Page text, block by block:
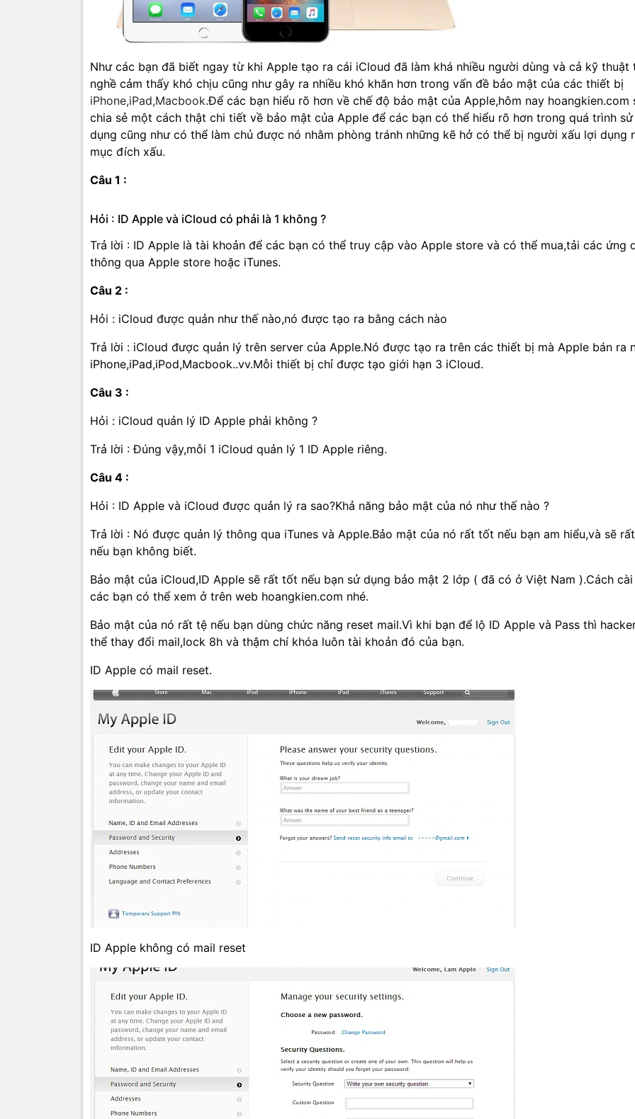
Như các bạn đã biết ngay từ khi Apple tạo ra cái iCloud đã làm khá nhiều người dùng và cả kỹ thuật
nghề cảm thấy khó chịu cũng như gây ra nhiều khó khăn hơn trong vấn đề bảo mật của các thiết bị
iPhone,iPad,Macbook.Để các bạn hiểu rõ hơn về chế độ bảo mật của Apple,hôm nay hoangkien.com
chia sẻ một cách thật chi tiết về bảo mật của Apple để các bạn có thể hiểu rõ hơn trong quá trình sử
dụng cũng như có thể làm chủ được nó nhằm phòng tránh những kẽ hở có thể bị người xấu lợi dụng
mục đích xấu.
Câu 1 :
Hỏi : ID Apple và iCloud có phải là 1 không ?
Trả lời : ID Apple là tài khoản để các bạn có thể truy cập vào Apple store và có thể mua,tải các ứng
thông qua Apple store hoặc iTunes.
Câu 2 :
Hỏi : iCloud được quản như thế nào,nó được tạo ra bằng cách nào
Trả lời : iCloud được quản lý trên server của Apple.Nó được tạo ra trên các thiết bị mà Apple bán ra
iPhone,iPad,iPod,Macbook..vv.Mỗi thiết bị chỉ được tạo giới hạn 3 iCloud.
Câu 3 :
Hỏi : iCloud quản lý ID Apple phải không ?
Trả lời : Đúng vậy,mỗi 1 iCloud quản lý 1 ID Apple riêng.
Câu 4 :
Hỏi : ID Apple và iCloud được quản lý ra sao?Khả năng bảo mật của nó như thế nào ?
Trả lời : Nó được quản lý thông qua iTunes và Apple.Bảo mật của nó rất tốt nếu bạn am hiểu,và sẽ
nếu bạn không biết.
Bảo mật của iCloud,ID Apple sẽ rất tốt nếu bạn sử dụng bảo mật 2 lớp ( đã có ở Việt Nam ).Cách
các bạn có thể xem ở trên web hoangkien.com nhé.
Bảo mật của nó rất tệ nếu bạn dùng chức năng reset mail.Vì khi bạn để lộ ID Apple và Pass thì
thể thay đổi mail,lock 8h và thậm chí khóa luôn tài khoản đó của bạn.
ID Apple có mail reset.
ID Apple không có mail reset